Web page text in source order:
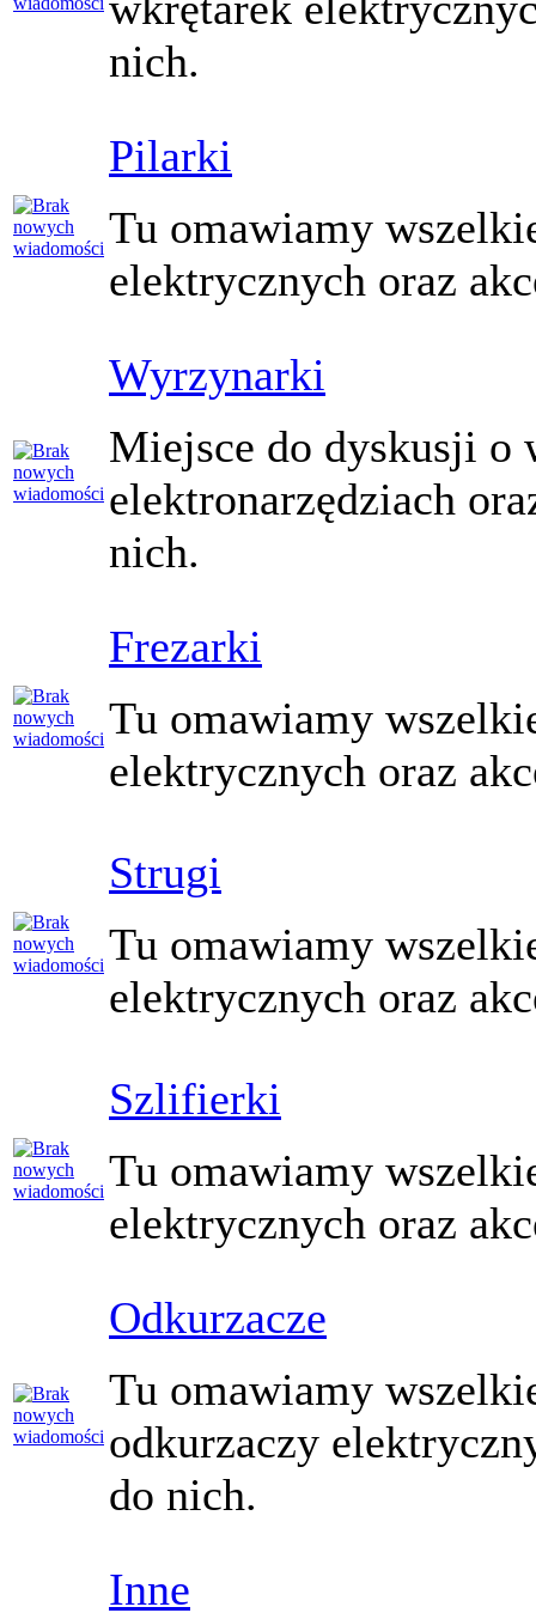
nich.
Pilarki
Tu omawiamy
elektrycznych oraz
Wyrzynarki
Miejsce do dyskusji o
elektronarzędziach
nich.
Frezarki
Tu omawiamy
elektrycznych oraz
Strugi
Tu omawiamy
elektrycznych oraz
Szlifierki
Tu omawiamy
elektrycznych oraz
Odkurzacze
Tu omawiamy
odkurzaczy
do nich.
Inne